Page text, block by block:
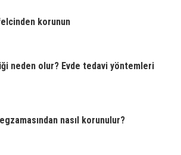
korunun
neden olur? Evde tedavi yöntemleri
nasıl korunulur?